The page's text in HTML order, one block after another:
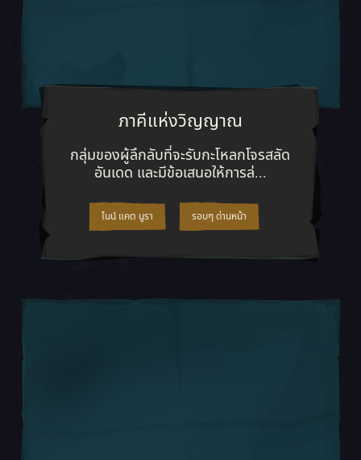
ภาคีแห่งวิญญาณ
กลุ่มของผู้ลึกลับที่จะรับกะโหลกโจรสลัด
อันเดด และมีข้อเสนอให้การล่...
กลุ่มของผู้ลึกลับที่จะรับกะโหลกโจ
ไนน์ แคต นูรา รอบๆ ด่านหน้า